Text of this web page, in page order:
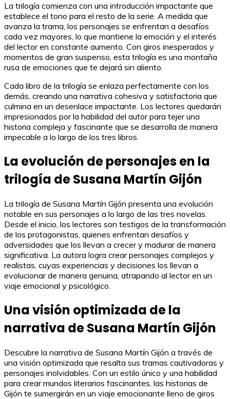
La trilogía comienza con una introducción impactante que
establece el tono para el resto de la serie. A medida que
avanza la trama, los personajes se enfrentan a desafíos
cada vez mayores, lo que mantiene la emoción y el interés
del lector en constante aumento. Con giros inesperados y
momentos de gran suspenso, esta trilogía es una montaña
rusa de emociones que te dejará sin aliento.
Cada libro de la trilogía se enlaza perfectamente con los
demás, creando una narrativa cohesiva y satisfactoria que
culmina en un desenlace impactante. Los lectores quedarán
impresionados por la habilidad del autor para tejer una
historia compleja y fascinante que se desarrolla de manera
impecable a lo largo de los tres libros.
La evolución de personajes en la
trilogía de Susana Martín Gijón
La trilogía de Susana Martín Gijón presenta una evolución
notable en sus personajes a lo largo de las tres novelas.
Desde el inicio, los lectores son testigos de la transformación
de los protagonistas, quienes enfrentan desafíos y
adversidades que los llevan a crecer y madurar de manera
significativa. La autora logra crear personajes complejos y
realistas, cuyas experiencias y decisiones los llevan a
evolucionar de manera genuina, atrapando al lector en un
viaje emocional y psicológico.
Una visión optimizada de la
narrativa de Susana Martín Gijón
Descubre la narrativa de Susana Martín Gijón a través de
una visión optimizada que resalta sus tramas cautivadoras y
personajes inolvidables. Con un estilo único y una habilidad
para crear mundos literarios fascinantes, las historias de
Gijón te sumergirán en un viaje emocionante lleno de giros